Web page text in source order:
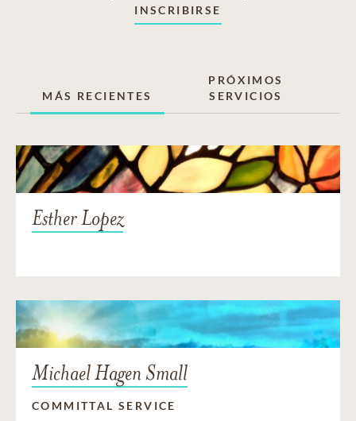
INSCRIBIRSE
MÁS RECIENTES
PRÓXIMOS
SERVICIOS
Esther Lopez
Michael Hagen Small
COMMITTAL SERVICE